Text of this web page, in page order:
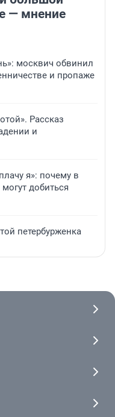
— мнение
москвич обвинил
и пропаже
Рассказ
и
я»: почему в
добиться
петербурженка